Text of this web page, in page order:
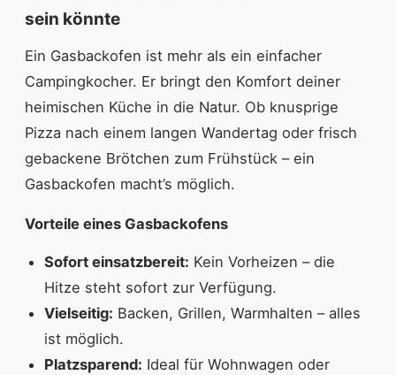
sein könnte
Ein Gasbackofen ist mehr als ein einfacher
Campingkocher. Er bringt den Komfort deiner
heimischen Küche in die Natur. Ob knusprige
Pizza nach einem langen Wandertag oder frisch
gebackene Brötchen zum Frühstück – ein
Gasbackofen macht’s möglich.
Vorteile eines Gasbackofens
Sofort einsatzbereit: Kein Vorheizen – die
Hitze steht sofort zur Verfügung.
Vielseitig: Backen, Grillen, Warmhalten – alles
ist möglich.
Platzsparend: Ideal für Wohnwagen oder